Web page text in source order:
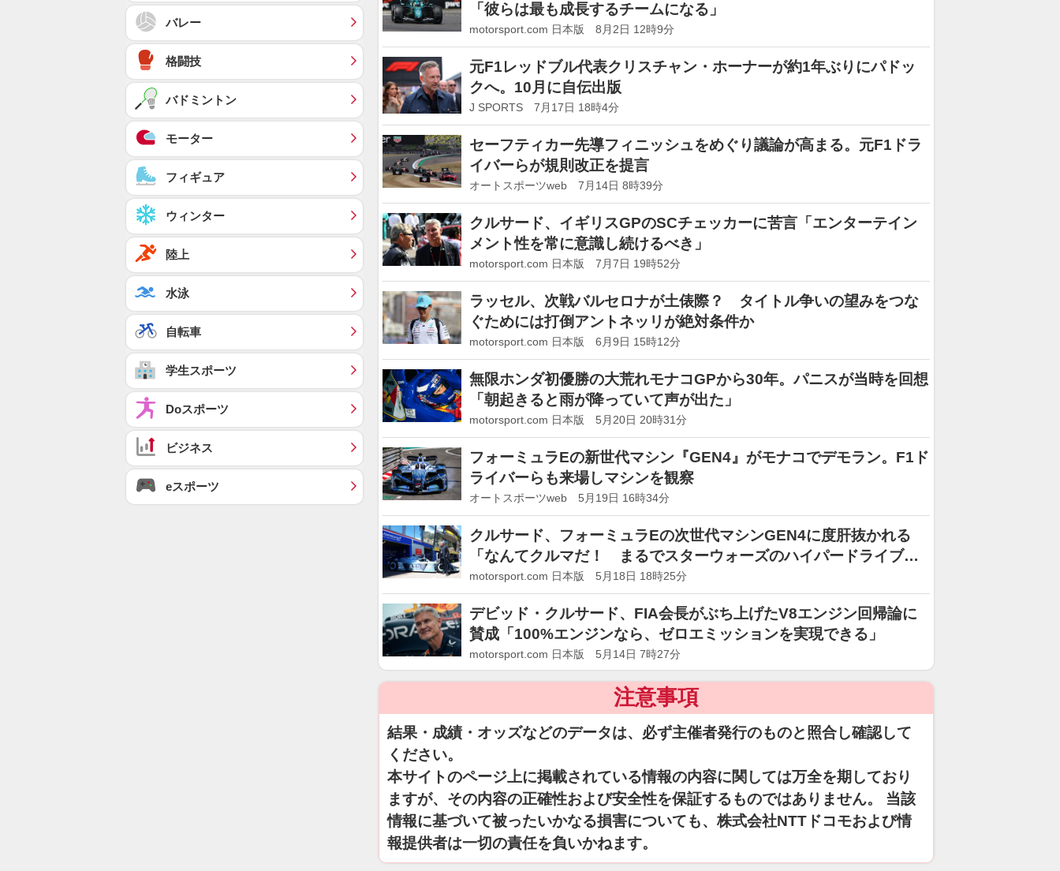
「彼らは最も成長するチームになる」
motorsport.com 日本版 8月2日 12時9分
元F1レッドブル代表クリスチャン・ホーナーが約1年ぶりにパドッ
クへ。10月に自伝出版
J SPORTS 7月17日 18時4分
セーフティカー先導フィニッシュをめぐり議論が高まる。元F1ドラ
イバーらが規則改正を提言
オートスポーツweb 7月14日 8時39分
クルサード、イギリスGPのSCチェッカーに苦言「エンターテイン
メント性を常に意識し続けるべき」
motorsport.com 日本版 7月7日 19時52分
ラッセル、次戦バルセロナが土俵際？ タイトル争いの望みをつな
ぐためには打倒アントネッリが絶対条件か
motorsport.com 日本版 6月9日 15時12分
無限ホンダ初優勝の大荒れモナコGPから30年。パニスが当時を回想
「朝起きると雨が降っていて声が出た」
motorsport.com 日本版 5月20日 20時31分
フォーミュラEの新世代マシン『GEN4』がモナコでデモラン。F1ド
ライバーらも来場しマシンを観察
オートスポーツweb 5月19日 16時34分
クルサード、フォーミュラEの次世代マシンGEN4に度肝抜かれる
「なんてクルマだ！ まるでスターウォーズのハイパードライブみ
たい」
motorsport.com 日本版 5月18日 18時25分
デビッド・クルサード、FIA会長がぶち上げたV8エンジン回帰論に
賛成「100%エンジンなら、ゼロエミッションを実現できる」
motorsport.com 日本版 5月14日 7時27分
注意事項
結果・成績・オッズなどのデータは、必ず主催者発行のものと照合し確認して
ください。
本サイトのページ上に掲載されている情報の内容に関しては万全を期しており
ますが、その内容の正確性および安全性を保証するものではありません。 当該
情報に基づいて被ったいかなる損害についても、株式会社NTTドコモおよび情
報提供者は一切の責任を負いかねます。
バレー
格闘技
バドミントン
モーター
フィギュア
ウィンター
陸上
水泳
自転車
学生スポーツ
Doスポーツ
ビジネス
eスポーツ